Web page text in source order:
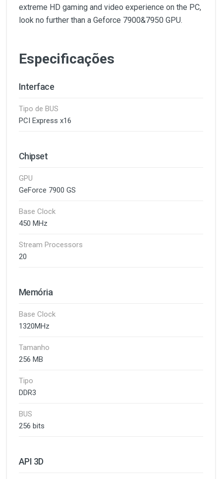
extreme HD gaming and video experience on the PC,
look no further than a Geforce 7900&7950 GPU.
Especificações
Interface
Tipo de BUS
PCI Express x16
Chipset
GPU
GeForce 7900 GS
Base Clock
450 MHz
Stream Processors
20
Memória
Base Clock
1320MHz
Tamanho
256 MB
Tipo
DDR3
BUS
256 bits
API 3D